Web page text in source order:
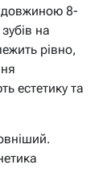
довжиною 8-
на
рівно,
естетику та